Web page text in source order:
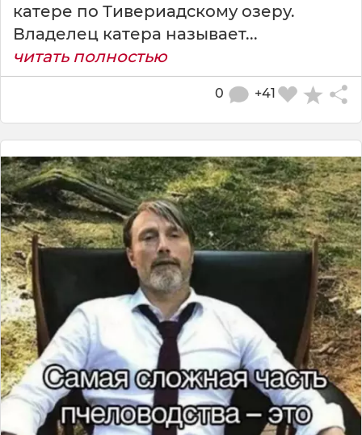
катере по Тивериадскому озеру.
Владелец катера называет...
читать полностью
+41
0